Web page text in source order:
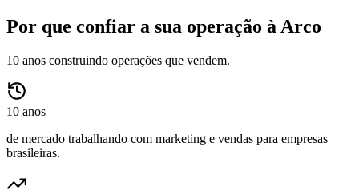
Por que confiar a sua operação à Arco
10 anos construindo operações que vendem.
10 anos
de mercado trabalhando com marketing e vendas para empresas
brasileiras.